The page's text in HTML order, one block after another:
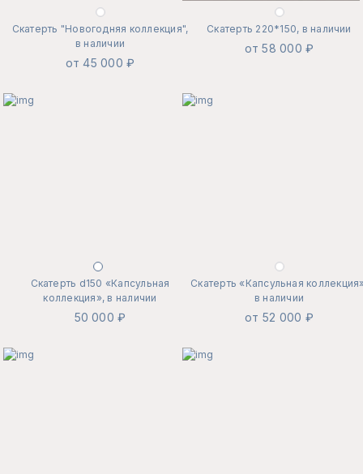
Скатерть "Новогодняя коллекция",
в наличии
от 45 000 ₽
Скатерть 220*150, в наличии
от 58 000 ₽
Скатерть d150 «Капсульная
коллекция», в наличии
50 000 ₽
Скатерть «Капсульная
в наличии
от 52 000 ₽